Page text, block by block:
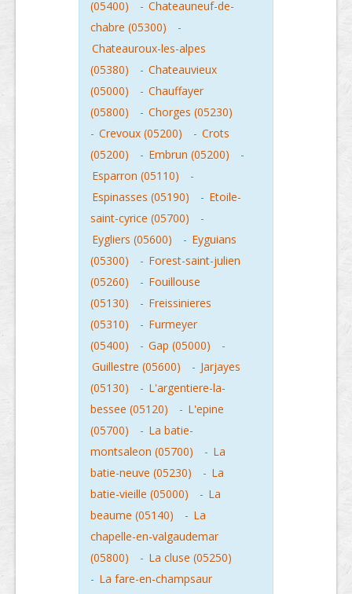
(05400)
- Chateauneuf-de-
chabre (05300)
-
Chateauroux-les-alpes
(05380)
- Chateauvieux
(05000)
- Chauffayer
(05800)
- Chorges (05230)
- Crevoux (05200) - Crots
(05200)
- Embrun (05200)
-
Esparron (05110)
-
Espinasses (05190)
- Etoile-
saint-cyrice (05700)
-
Eygliers (05600)
- Eyguians
(05300)
- Forest-saint-julien
(05260)
- Fouillouse
(05130)
- Freissinieres
(05310)
- Furmeyer
(05400)
- Gap (05000)
-
Guillestre (05600)
- Jarjayes
(05130)
- L'argentiere-la-
bessee (05120)
- L'epine
(05700)
- La batie-
montsaleon (05700)
- La
batie-neuve (05230)
- La
batie-vieille (05000)
- La
beaume (05140)
- La
chapelle-en-valgaudemar
(05800)
- La cluse (05250)
- La fare-en-champsaur